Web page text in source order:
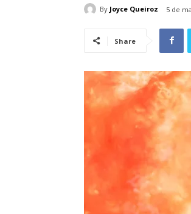
By Joyce Queiroz 5 de
Share